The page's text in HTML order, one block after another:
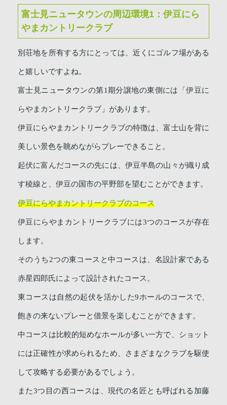
富士見ニュータウンの周辺環境1：伊豆にら
やまカントリークラブ
別荘地を所有する方にとっては、近くにゴルフ場がある
と嬉しいですよね。
富士見ニュータウンの第1期分譲地の東側には「伊豆に
らやまカントリークラブ」があります。
伊豆にらやまカントリークラブの特徴は、富士山を背に
美しい景色を眺めながらプレーできること。
起伏に富んだコースの先には、伊豆半島の山々が織り成
す稜線と、伊豆の国市の平野部を望むことができます。
伊豆にらやまカントリークラブのコース
伊豆にらやまカントリークラブには3つのコースが存在
します。
そのうち2つの東コースと中コースは、名設計家である
赤星四郎氏によって設計されたコース。
東コースは自然の起伏を活かした9ホールのコースで、
飽きの来ないプレーと借景を楽しむことができます。
中コースは比較的短めなホールが多い一方で、ショット
には正確性が求められるため、さまざまなクラブを駆使
して攻略する必要があるでしょう。
また3つ目の西コースは、現代の名匠とも呼ばれる加藤